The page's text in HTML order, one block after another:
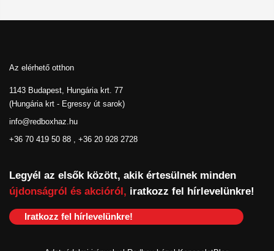
Az elérhető otthon
1143 Budapest, Hungária krt. 77
(Hungária krt - Egressy út sarok)
info@redboxhaz.hu
+36 70 419 50 88 , +36 20 928 2728
Legyél az elsők között, akik értesülnek minden
újdonságról és akcióról, iratkozz fel hírlevelünkre!
Iratkozz fel hírlevelünkre!